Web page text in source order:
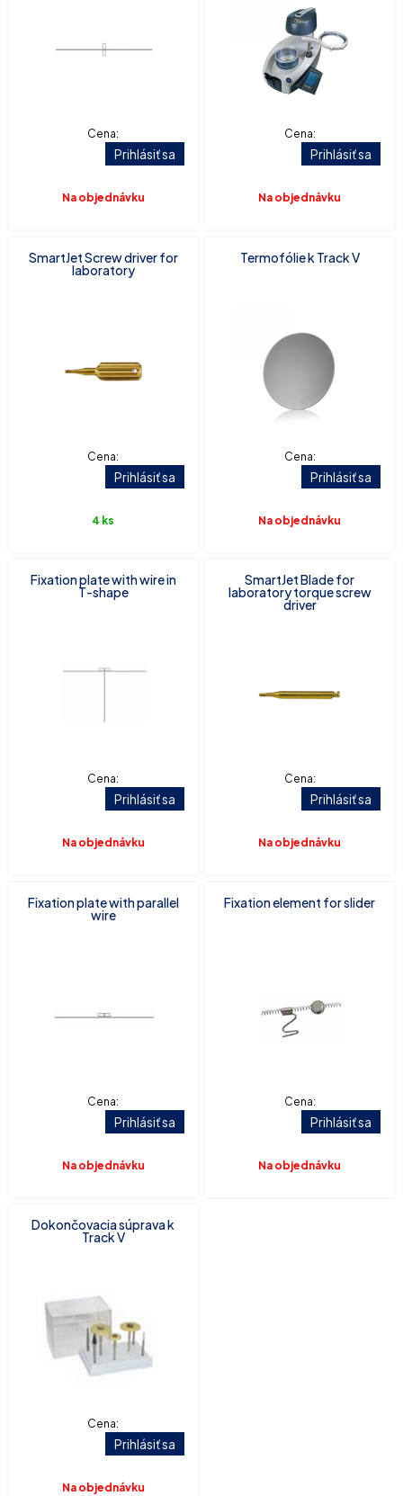
Cena:
Prihlásiť sa
Na objednávku
Cena:
Prihlásiť sa
Na objednávku
SmartJet Screw driver for
laboratory
Cena:
Prihlásiť sa
4 ks
Termofólie k Track V
Cena:
Prihlásiť sa
Na objednávku
Fixation plate with wire in
T-shape
Cena:
Prihlásiť sa
Na objednávku
SmartJet Blade for
laboratory torque screw
driver
Cena:
Prihlásiť sa
Na objednávku
Fixation plate with parallel
wire
Cena:
Prihlásiť sa
Na objednávku
Fixation element for slider
Cena:
Prihlásiť sa
Na objednávku
Dokončovacia súprava k
Track V
Cena:
Prihlásiť sa
Na objednávku